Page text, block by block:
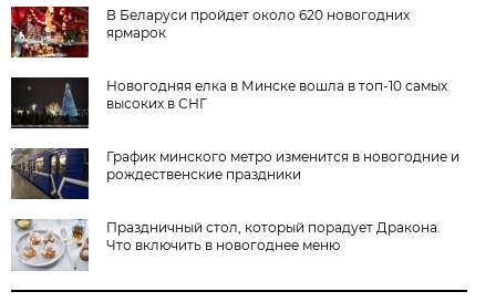
В Беларуси пройдет около 620 новогодних
ярмарок
Новогодняя елка в Минске вошла в топ-10 самых
высоких в СНГ
График минского метро изменится в новогодние и
рождественские праздники
Праздничный стол, который порадует Дракона.
Что включить в новогоднее меню